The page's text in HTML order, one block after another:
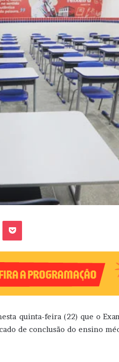
OK
quinta-feira (22) que o
de conclusão do ensino